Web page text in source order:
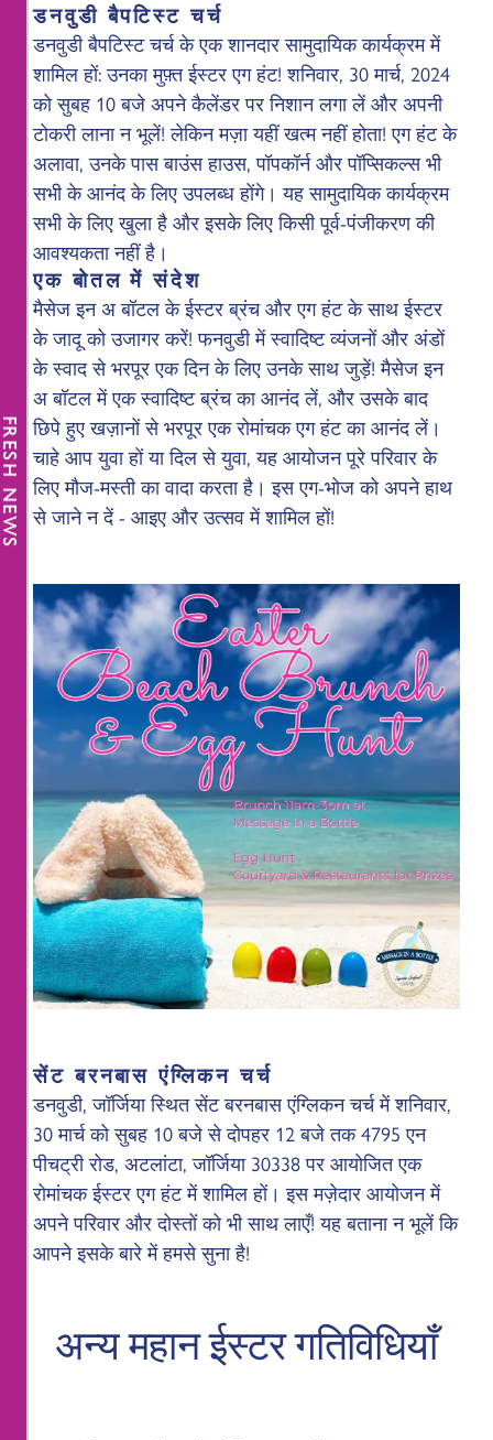
डनवुडी बैपटिस्ट चर्च
डनवुडी बैपटिस्ट चर्च के एक शानदार सामुदायिक कार्यक्रम में
शामिल हों: उनका मुफ़्त ईस्टर एग हंट! शनिवार, 30 मार्च, 2024
को सुबह 10 बजे अपने कैलेंडर पर निशान लगा लें और अपनी
टोकरी लाना न भूलें! लेकिन मज़ा यहीं खत्म नहीं होता! एग हंट के
अलावा, उनके पास बाउंस हाउस, पॉपकॉर्न और पॉप्सिकल्स भी
सभी के आनंद के लिए उपलब्ध होंगे। यह सामुदायिक कार्यक्रम
सभी के लिए खुला है और इसके लिए किसी पूर्व-पंजीकरण की
आवश्यकता नहीं है।
एक बोतल में संदेश
मैसेज इन अ बॉटल के ईस्टर ब्रंच और एग हंट के साथ ईस्टर
के जादू को उजागर करें! फनवुडी में स्वादिष्ट व्यंजनों और अंडों
के स्वाद से भरपूर एक दिन के लिए उनके साथ जुड़ें! मैसेज इन
अ बॉटल में एक स्वादिष्ट ब्रंच का आनंद लें, और उसके बाद
छिपे हुए खज़ानों से भरपूर एक रोमांचक एग हंट का आनंद लें।
चाहे आप युवा हों या दिल से युवा, यह आयोजन पूरे परिवार के
लिए मौज-मस्ती का वादा करता है। इस एग-भोज को अपने हाथ
से जाने न दें - आइए और उत्सव में शामिल हों!
सेंट बरनबास एंग्लिकन चर्च
डनवुडी, जॉर्जिया स्थित सेंट बरनबास एंग्लिकन चर्च में शनिवार,
30 मार्च को सुबह 10 बजे से दोपहर 12 बजे तक 4795 एन
पीचट्री रोड, अटलांटा, जॉर्जिया 30338 पर आयोजित एक
रोमांचक ईस्टर एग हंट में शामिल हों। इस मज़ेदार आयोजन में
अपने परिवार और दोस्तों को भी साथ लाएँ! यह बताना न भूलें कि
आपने इसके बारे में हमसे सुना है!
अन्य महान ईस्टर गतिविधियाँ
NEWS